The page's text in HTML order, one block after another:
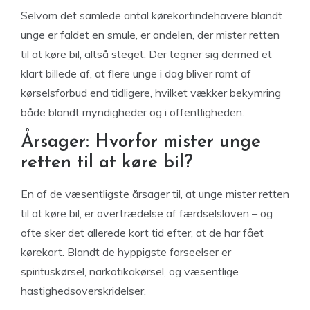
Selvom det samlede antal kørekortindehavere blandt
unge er faldet en smule, er andelen, der mister retten
til at køre bil, altså steget. Der tegner sig dermed et
klart billede af, at flere unge i dag bliver ramt af
kørselsforbud end tidligere, hvilket vækker bekymring
både blandt myndigheder og i offentligheden.
Årsager: Hvorfor mister unge
retten til at køre bil?
En af de væsentligste årsager til, at unge mister retten
til at køre bil, er overtrædelse af færdselsloven – og
ofte sker det allerede kort tid efter, at de har fået
kørekort. Blandt de hyppigste forseelser er
spirituskørsel, narkotikakørsel, og væsentlige
hastighedsoverskridelser.